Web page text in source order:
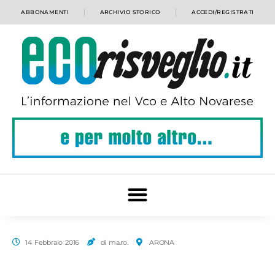
ABBONAMENTI ARCHIVIO STORICO ACCEDI/REGISTRATI
14 Febbraio 2016 di ma.ro. ARONA